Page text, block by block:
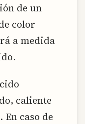
de un
color
a medida
caliente
caso de